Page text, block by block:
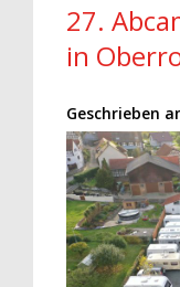
27.
in
Geschrieben